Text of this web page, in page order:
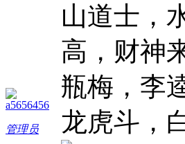
a5656456
管理员
山道士，
高，财神
瓶梅，李
龙虎斗，